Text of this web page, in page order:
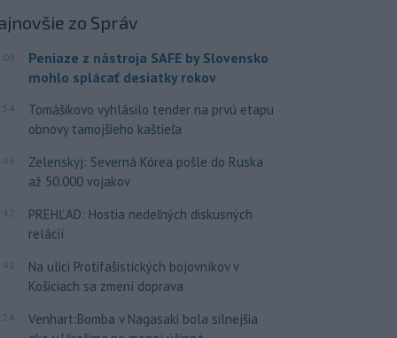
zo Správ
Peniaze z nástroja SAFE by Slovensko
mohlo splácať desiatky rokov
Tomášikovo vyhlásilo tender na prvú etapu
obnovy tamojšieho kaštieľa
Zelenskyj: Severná Kórea pošle do Ruska
až 50.000 vojakov
PREHĽAD: Hostia nedeľných diskusných
relácií
Na ulici Protifašistických bojovníkov v
Košiciach sa zmení doprava
Venhart:Bomba v Nagasaki bola silnejšia